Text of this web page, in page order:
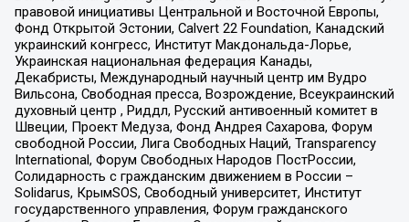
правовой инициативы Центральной и Восточной Европы,
Фонд Открытой Эстонии, Calvert 22 Foundation, Канадский
украинский конгресс, Институт Макдональда-Лорье,
Украинская национальная федерация Канады,
Декабристы, Международный научный центр им Вудро
Вильсона, Свободная пресса, Возрождение, Всеукраинский
духовный центр , Риддл, Русский антивоенный комитет в
Швеции, Проект Медуза, Фонд Андрея Сахарова, Форум
свободной России, Лига Свободных Наций, Transparеncy
International, Форум Свободных Народов ПостРоссии,
Солидарность с гражданским движением в России –
Solidarus, КрымSOS, Свободный университет, Институт
государственного управления, Форум гражданского